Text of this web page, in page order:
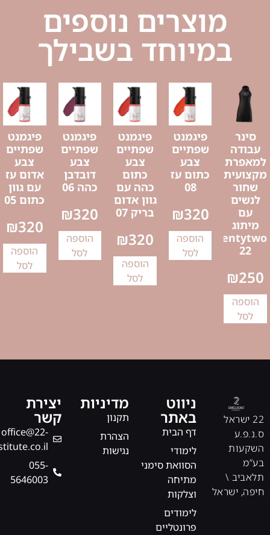
מוצרים נוספים
במיוחד בשבילך
סינר
עבודה
למאפרת
מקצועית
שחור
לנשים
עם
מיתוג
Twentytwo
22
₪250
הוספה
לסל
פיגמנט
שפתיים
צבע
כתום עז
08
₪320
הוספה
לסל
פיגמנט
שפתיים
צבע
כתום
כהה עם
גוון אדום
בריק 07
₪320
הוספה
לסל
פיגמנט
שפתיים
צבע
דובדבן
כהה 06
₪320
הוספה
לסל
פיגמנט
שפתיים
צבע
אדום עז
עם גוון
כתום 05
₪320
הוספה
לסל
22 ישראל
ס.נ.פ.ע
השקעות
בע”מ
תלאביב \
חיפה, ישראל
ניווט
באתר
דף הבית
לימודי
הסוואת סימני
מתיחה
וצלקות
לימודים
פרונטליים
מדיניות
תקנון
הצהרת
נגישות
יצירת
קשר
office@22-
‎055-
5646003